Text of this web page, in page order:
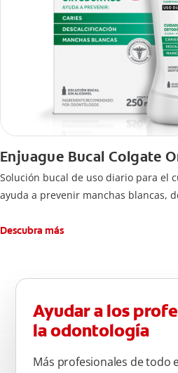
Enjuague Bucal Colgate
Solución bucal de uso diario para el
ayuda a prevenir manchas blancas,
Descubra más
Ayudar a los
la odontología
Más profesionales de todo